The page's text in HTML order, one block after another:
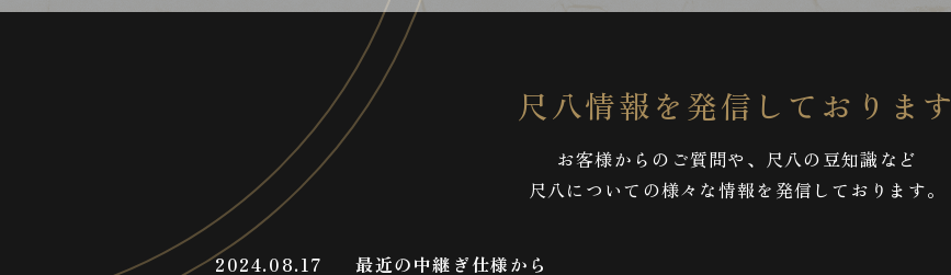
尺八情報を発信しております
お客様からのご質問や、尺八の豆知識など
尺八についての様々な情報を発信しております。
2024.08.17 最近の中継ぎ仕様から